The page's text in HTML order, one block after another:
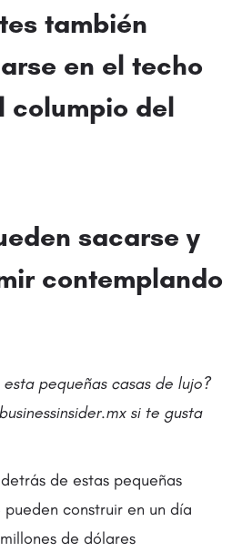
también
en el techo
columpio del
sacarse y
contemplando
pequeñas casas de lujo?
si te gusta
de estas pequeñas
construir en un día
de dólares